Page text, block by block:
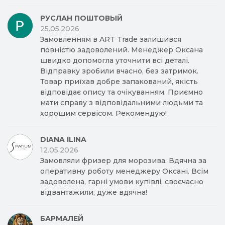
РУСЛАН ПОШТОВЫЙ
25.05.2026
Замовленням в ART Trade залишився
повністю задоволений. Менеджер Оксана
швидко допомогла уточнити всі деталі.
Відправку зробили вчасно, без затримок.
Товар приїхав добре запакований, якість
відповідає опису та очікуванням. Приємно
мати справу з відповідальними людьми та
хорошим сервісом. Рекомендую!
DIANA ILINA
12.05.2026
Замовляли фризер для морозива. Вдячна за
оперативну роботу менеджеру Оксані. Всім
задоволена, гарні умови купівлі, своєчасно
відвантажили, дуже вдячна!
БАРМАЛЕЙ